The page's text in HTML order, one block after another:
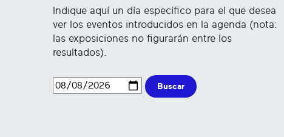
Indique aquí un día específico para el que desea
ver los eventos introducidos en la agenda (nota:
las exposiciones no figurarán entre los
resultados).
Buscar